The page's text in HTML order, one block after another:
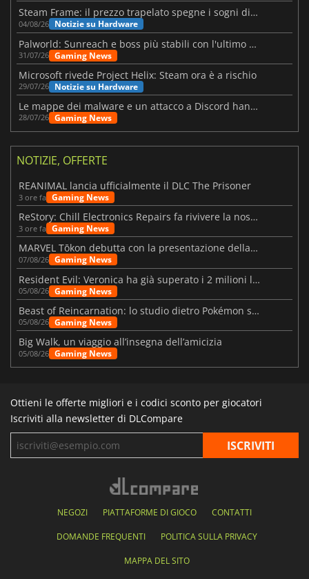
Steam Frame: il prezzo trapelato spegne i sogni di un VR economico
04/08/26 Notizie su Hardware
Palworld: Sunreach e boss più stabili con l'ultimo update
31/07/26 Gaming News
Microsoft rivede Project Helix: Steam ora è a rischio
29/07/26 Notizie su Hardware
Le mappe dei malware e un attacco a Discord hanno colpito Meccha Chameleon
28/07/26 Gaming News
NOTIZIE, OFFERTE
REANIMAL lancia ufficialmente il DLC The Prisoner
3 ore fa Gaming News
ReStory: Chill Electronics Repairs fa rivivere la nostalgia degli anni 2000
3 ore fa Gaming News
MARVEL Tōkon debutta con la presentazione della roadmap per il primo anno
07/08/26 Gaming News
Resident Evil: Veronica ha già superato i 2 milioni liste dei desideri
05/08/26 Gaming News
Beast of Reincarnation: lo studio dietro Pokémon su una nuova strada
05/08/26 Gaming News
Big Walk, un viaggio all’insegna dell’amicizia
05/08/26 Gaming News
Ottieni le offerte migliori e i codici sconto per giocatori
Iscriviti alla newsletter di DLCompare
NEGOZI PIATTAFORME DI GIOCO CONTATTI
DOMANDE FREQUENTI POLITICA SULLA PRIVACY
MAPPA DEL SITO